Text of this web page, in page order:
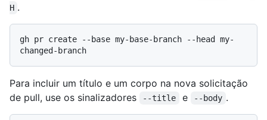
H .
gh pr create --base my-base-branch --head my-
Para incluir um título e um corpo na nova solicitação
de pull, use os sinalizadores
--title e --body .